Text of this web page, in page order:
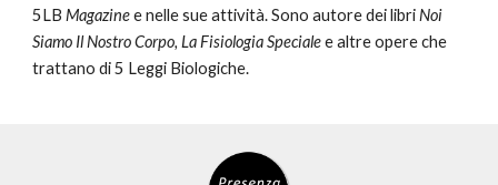
5LBMagazinee nelle sue attività. Sono autore deilibri Noi
Siamo Il Nostro Corpo, La Fisiologia Specialee altre opere che
trattano di 5 Leggi Biologiche.